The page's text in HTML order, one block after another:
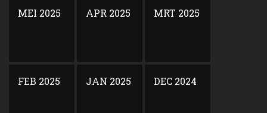
MEI 2025 APR 2025 MRT 2025
FEB 2025 JAN 2025 DEC 2024